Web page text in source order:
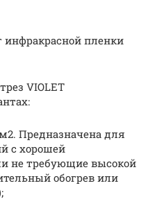
пленки
VIOLET
Предназначена для
с хорошей
не требующие высокой
обогрев или